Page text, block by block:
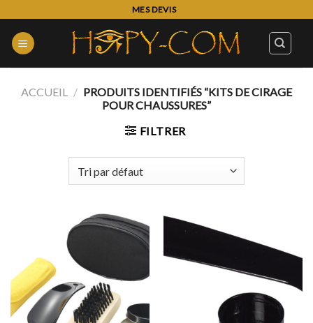
content
MES DEVIS
ACCUEIL / PRODUITS IDENTIFIÉS “KITS DE CIRAGE
POUR CHAUSSURES”
FILTRER